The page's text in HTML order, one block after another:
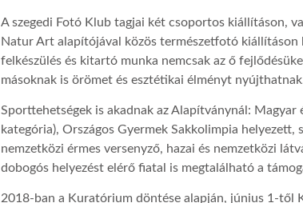
A szegedi Fotó Klub tagjai két csoportos kiállításon,
Natur Art alapítójával közös természetfotó
felkészülés és kitartó munka nemcsak az ő
másoknak is örömet és esztétikai élményt
Sporttehetségek is akadnak az Alapítványnál:
kategória), Országos Gyermek Sakkolimpia helyezett,
nemzetközi érmes versenyző, hazai és nemzetközi
dobogós helyezést elérő fiatal is megtalálható a
2018-ban a Kuratórium döntése alapján, június 1-től